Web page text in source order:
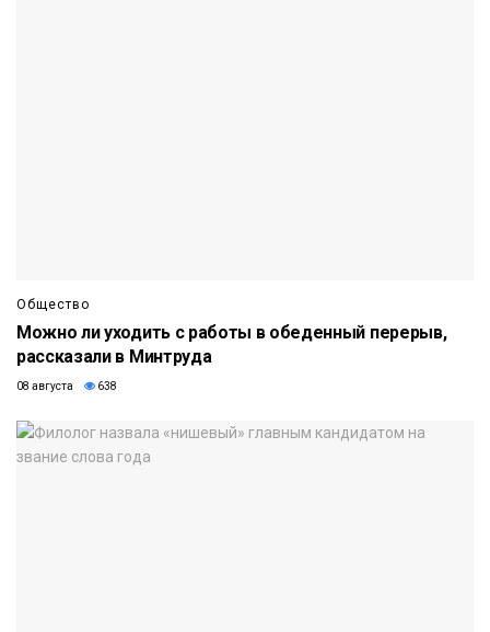
Общество
Можно ли уходить с работы в обеденный перерыв,
рассказали в Минтруда
08 августа 638